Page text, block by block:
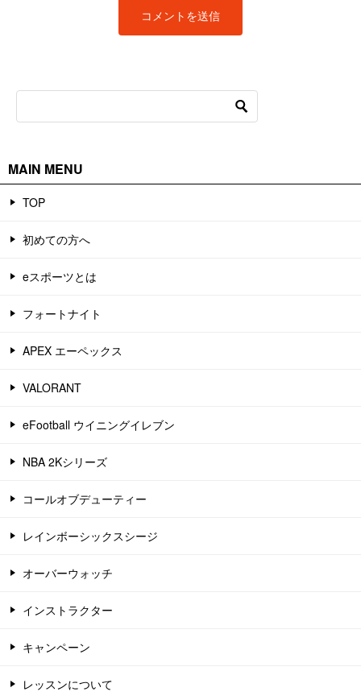
MAIN MENU
TOP
初めての方へ
eスポーツとは
フォートナイト
APEX エーペックス
VALORANT
eFootball ウイニングイレブン
NBA 2Kシリーズ
コールオブデューティー
レインボーシックスシージ
オーバーウォッチ
インストラクター
キャンペーン
レッスンについて